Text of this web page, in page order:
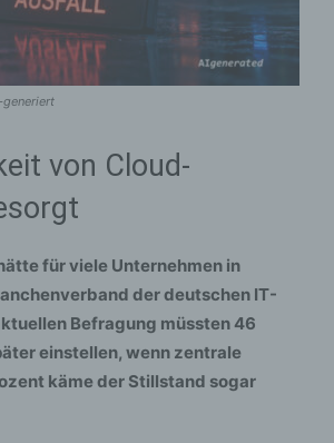
von Cloud-
für viele Unternehmen in
der deutschen IT-
Befragung müssten 46
einstellen, wenn zentrale
käme der Stillstand sogar